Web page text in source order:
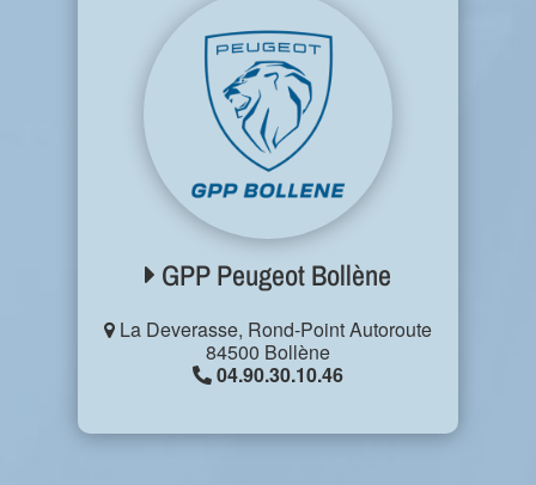
GPP Peugeot Bollène
La Deverasse, Rond-Point Autoroute
84500 Bollène
04.90.30.10.46